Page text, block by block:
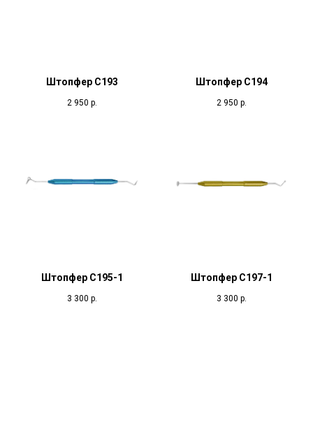
Штопфер С193
2 950 р.
Штопфер С194
2 950 р.
Штопфер С195-1
3 300 р.
Штопфер С197-1
3 300 р.